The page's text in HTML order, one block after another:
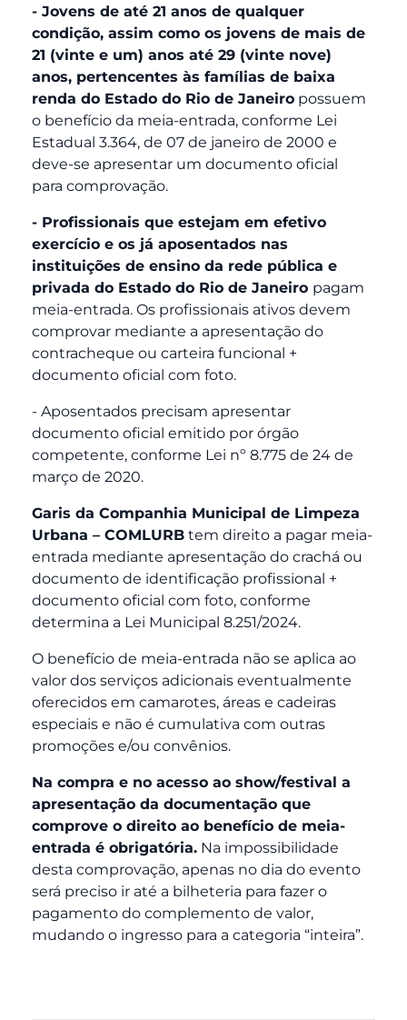
- Jovens de até 21 anos de qualquer
condição, assim como os jovens de mais de
21 (vinte e um) anos até 29 (vinte nove)
anos, pertencentes às famílias de baixa
renda do Estado do Rio de Janeiro possuem
o benefício da meia-entrada, conforme Lei
Estadual 3.364, de 07 de janeiro de 2000 e
deve-se apresentar um documento oficial
para comprovação.
- Profissionais que estejam em efetivo
exercício e os já aposentados nas
instituições de ensino da rede pública e
privada do Estado do Rio de Janeiro pagam
meia-entrada. Os profissionais ativos devem
comprovar mediante a apresentação do
contracheque ou carteira funcional +
documento oficial com foto.
- Aposentados precisam apresentar
documento oficial emitido por órgão
competente, conforme Lei nº 8.775 de 24 de
março de 2020.
Garis da Companhia Municipal de Limpeza
Urbana – COMLURB tem direito a pagar meia-
entrada mediante apresentação do crachá ou
documento de identificação profissional +
documento oficial com foto, conforme
determina a Lei Municipal 8.251/2024.
O benefício de meia-entrada não se aplica ao
valor dos serviços adicionais eventualmente
oferecidos em camarotes, áreas e cadeiras
especiais e não é cumulativa com outras
promoções e/ou convênios.
Na compra e no acesso ao show/festival a
apresentação da documentação que
comprove o direito ao benefício de meia-
entrada é obrigatória. Na impossibilidade
desta comprovação, apenas no dia do evento
será preciso ir até a bilheteria para fazer o
pagamento do complemento de valor,
mudando o ingresso para a categoria “inteira”.